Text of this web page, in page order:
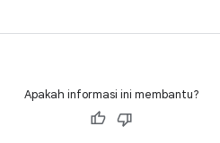
Apakah informasi ini membantu?